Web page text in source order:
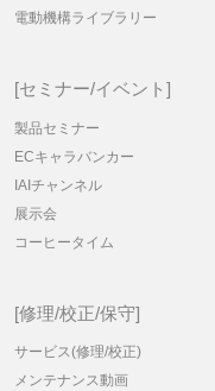
電動機構ライブラリー
セミナー/イベント
製品セミナー
ECキャラバンカー
IAIチャンネル
展示会
コーヒータイム
修理/校正/保守
サービス(修理/校正)
メンテナンス動画